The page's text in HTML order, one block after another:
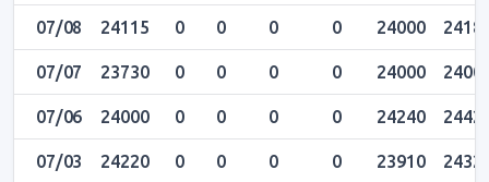
07/08 24115 0 0 0 0 24000
07/07 23730 0 0 0 0 24000
07/06 24000 0 0 0 0 24240
07/03 24220 0 0 0 0 23910